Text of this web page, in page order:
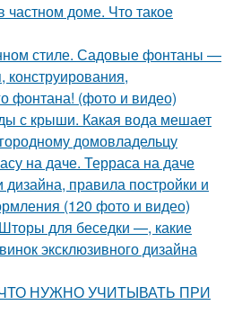
частном доме. Что такое
стиле. Садовые фонтаны —
конструирования,
фонтана! (фото и видео)
с крыши. Какая вода мешает
домовладельцу
на даче. Терраса на даче
правила постройки и
(120 фото и видео)
для беседки —, какие
эксклюзивного дизайна
ЧТО НУЖНО УЧИТЫВАТЬ ПРИ